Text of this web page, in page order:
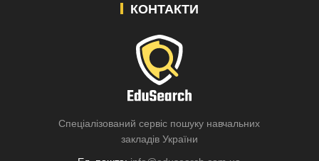
КОНТАКТИ
Спеціалізований сервіс пошуку навчальних
закладів України